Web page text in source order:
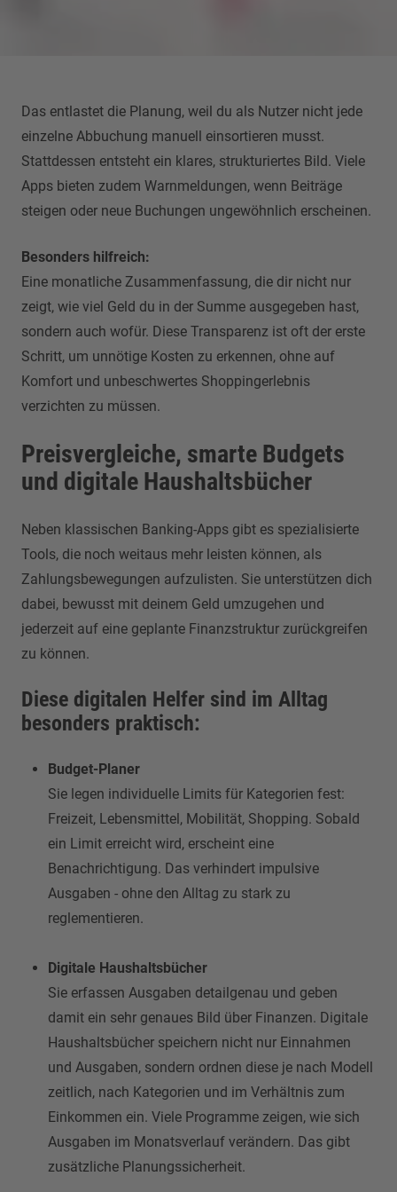
Das entlastet die Planung, weil du als Nutzer nicht jede
einzelne Abbuchung manuell einsortieren musst.
Stattdessen entsteht ein klares, strukturiertes Bild. Viele
Apps bieten zudem Warnmeldungen, wenn Beiträge
steigen oder neue Buchungen ungewöhnlich erscheinen.
Besonders hilfreich:
Eine monatliche Zusammenfassung, die dir nicht nur
zeigt, wie viel Geld du in der Summe ausgegeben hast,
sondern auch wofür. Diese Transparenz ist oft der erste
Schritt, um unnötige Kosten zu erkennen, ohne auf
Komfort und unbeschwertes Shoppingerlebnis
verzichten zu müssen.
Preisvergleiche, smarte Budgets
und digitale Haushaltsbücher
Neben klassischen Banking-Apps gibt es spezialisierte
Tools, die noch weitaus mehr leisten können, als
Zahlungsbewegungen aufzulisten. Sie unterstützen dich
dabei, bewusst mit deinem Geld umzugehen und
jederzeit auf eine geplante Finanzstruktur zurückgreifen
zu können.
Diese digitalen Helfer sind im Alltag
besonders praktisch:
Budget-Planer
Sie legen individuelle Limits für Kategorien fest:
Freizeit, Lebensmittel, Mobilität, Shopping. Sobald
ein Limit erreicht wird, erscheint eine
Benachrichtigung. Das verhindert impulsive
Ausgaben - ohne den Alltag zu stark zu
reglementieren.
Digitale Haushaltsbücher
Sie erfassen Ausgaben detailgenau und geben
damit ein sehr genaues Bild über Finanzen. Digitale
Haushaltsbücher speichern nicht nur Einnahmen
und Ausgaben, sondern ordnen diese je nach Modell
zeitlich, nach Kategorien und im Verhältnis zum
Einkommen ein. Viele Programme zeigen, wie sich
Ausgaben im Monatsverlauf verändern. Das gibt
zusätzliche Planungssicherheit.